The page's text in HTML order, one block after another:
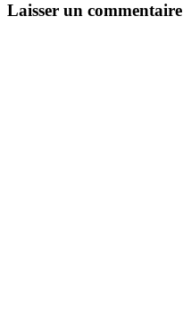
Laisser un commentaire